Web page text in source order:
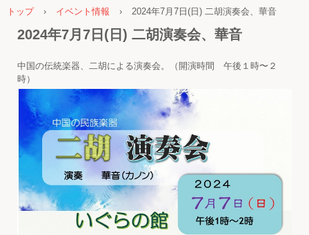
トップ › イベント情報 › 2024年7月7日(日) 二胡演奏会、華音
2024年7月7日(日) 二胡演奏会、華音
中国の伝統楽器、二胡による演奏会。（開演時間 午後１時〜２
時）